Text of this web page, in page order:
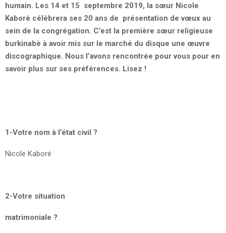
humain. Les 14 et 15 septembre 2019, la sœur Nicole
Kaboré célèbrera ses 20 ans de présentation de vœux au
sein de la congrégation. C’est la première sœur religieuse
burkinabè à avoir mis sur le marché du disque une œuvre
discographique. Nous l’avons rencontrée pour vous pour en
savoir plus sur ses préférences. Lisez !
1-Votre nom à l’état civil ?
Nicole Kaboré
2-Votre situation
matrimoniale ?